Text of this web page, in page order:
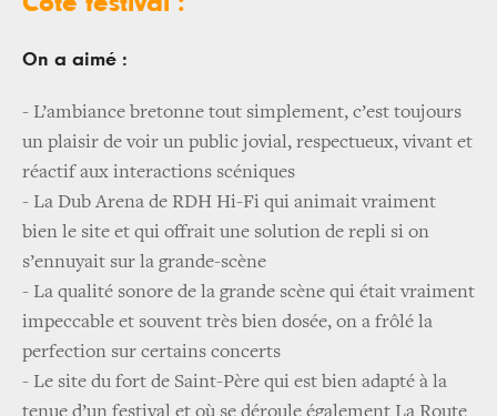
On a aimé :
- L’ambiance bretonne tout simplement, c’est toujours
un plaisir de voir un public jovial, respectueux, vivant et
réactif aux interactions scéniques
- La Dub Arena de RDH Hi-Fi qui animait vraiment
bien le site et qui offrait une solution de repli si on
s’ennuyait sur la grande-scène
- La qualité sonore de la grande scène qui était vraiment
impeccable et souvent très bien dosée, on a frôlé la
perfection sur certains concerts
- Le site du fort de Saint-Père qui est bien adapté à la